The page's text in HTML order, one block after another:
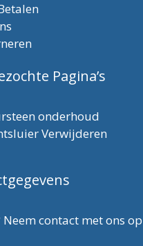
Pagina’s
onderhoud
Verwijderen
Neem contact met ons